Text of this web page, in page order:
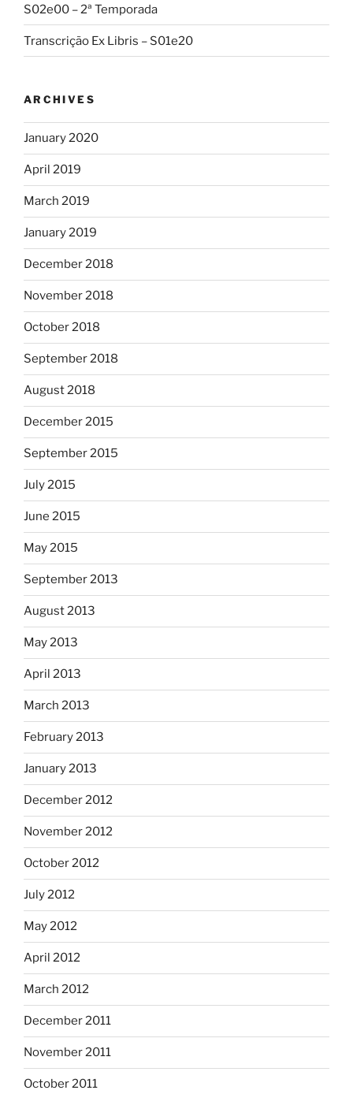
S02e00 – 2ª Temporada
Transcrição Ex Libris – S01e20
ARCHIVES
January 2020
April 2019
March 2019
January 2019
December 2018
November 2018
October 2018
September 2018
August 2018
December 2015
September 2015
July 2015
June 2015
May 2015
September 2013
August 2013
May 2013
April 2013
March 2013
February 2013
January 2013
December 2012
November 2012
October 2012
July 2012
May 2012
April 2012
March 2012
December 2011
November 2011
October 2011